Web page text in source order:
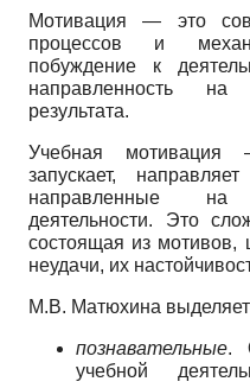
Мотивация — это
процессов и
побуждение к
направленность на
результата.
Учебная мотивация
запускает,
направленные на
деятельности. Это
состоящая из мотивов,
неудачи, их
М.В. Матюхина
познавательные.
учебной